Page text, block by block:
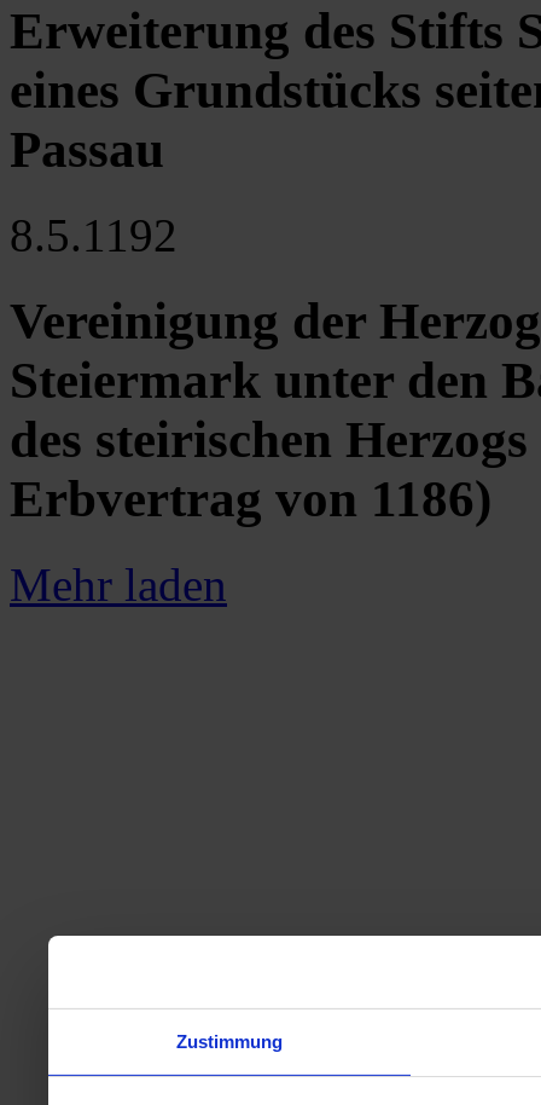
Zustimmung
Erweiterung des Stifts
eines Grundstücks
Passau
8.5.1192
Vereinigung der
Steiermark unter den
des steirischen
Erbvertrag von 1186)
Mehr laden